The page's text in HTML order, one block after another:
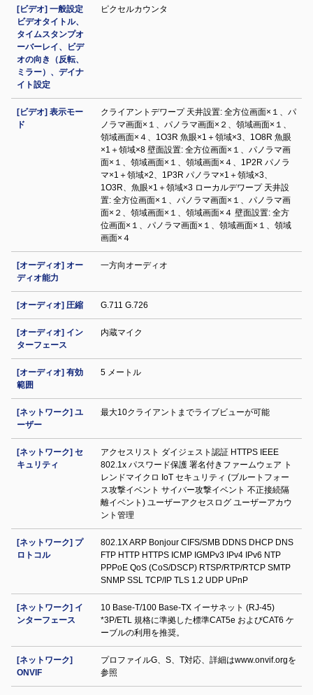
[ビデオ] 一般設定
ビデオタイトル、
タイムスタンプオ
ーバーレイ、ビデ
オの向き（反転、
ミラー）、デイナ
イト設定
ピクセルカウンタ
[ビデオ] 表示モー
ド
クライアントデワープ 天井設置: 全方位画面×１、パ
ノラマ画面×１、パノラマ画面×２、領域画面×１、
領域画面×４、1O3R 魚眼×1＋領域×3、1O8R 魚眼
×1＋領域×8 壁面設置: 全方位画面×１、パノラマ画
面×１、領域画面×１、領域画面×４、1P2R パノラ
マ×1＋領域×2、1P3R パノラマ×1＋領域×3、
1O3R、魚眼×1＋領域×3 ローカルデワープ 天井設
置: 全方位画面×１、パノラマ画面×１、パノラマ画
面×２、領域画面×１、領域画面×４ 壁面設置: 全方
位画面×１、パノラマ画面×１、領域画面×１、領域
画面×４
[オーディオ] オー
ディオ能力
一方向オーディオ
[オーディオ] 圧縮 G.711 G.726
[オーディオ] イン
ターフェース
内蔵マイク
[オーディオ] 有効
範囲
5 メートル
[ネットワーク] ユ
ーザー
最大10クライアントまでライブビューが可能
[ネットワーク] セ
キュリティ
アクセスリスト ダイジェスト認証 HTTPS IEEE
802.1x パスワード保護 署名付きファームウェア ト
レンドマイクロ IoT セキュリティ (ブルートフォー
ス攻撃イベント サイバー攻撃イベント 不正接続隔
離イベント) ユーザーアクセスログ ユーザーアカウ
ント管理
[ネットワーク] プ
ロトコル
802.1X ARP Bonjour CIFS/SMB DDNS DHCP DNS
FTP HTTP HTTPS ICMP IGMPv3 IPv4 IPv6 NTP
PPPoE QoS (CoS/DSCP) RTSP/RTP/RTCP SMTP
SNMP SSL TCP/IP TLS 1.2 UDP UPnP
[ネットワーク] イ
ンターフェース
10 Base-T/100 Base-TX イーサネット (RJ-45)
*3P/ETL 規格に準拠した標準CAT5e およびCAT6 ケ
ーブルの利用を推奨。
[ネットワーク]
ONVIF
プロファイルG、S、T対応、詳細はwww.onvif.orgを
参照